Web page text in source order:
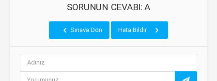
SORUNUN CEVABI: A
Sınava Dön Hata Bildir